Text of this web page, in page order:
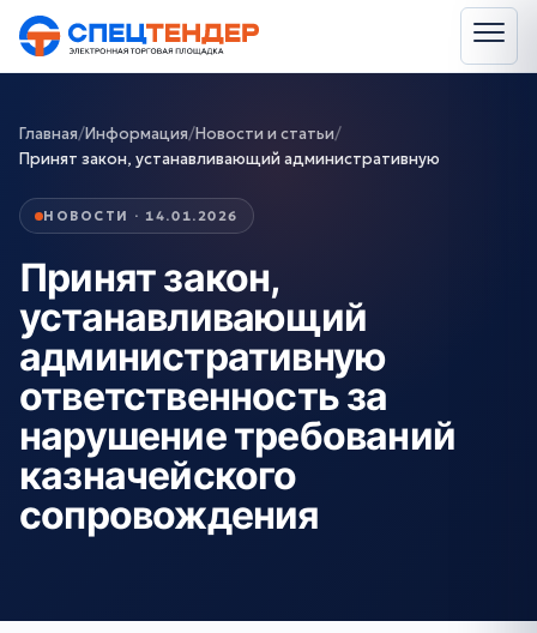
Главная/Информация/Новости и статьи/
Принят закон, устанавливающий административную
НОВОСТИ · 14.01.2026
Принят закон,
устанавливающий
административную
ответственность за
нарушение требований
казначейского
сопровождения